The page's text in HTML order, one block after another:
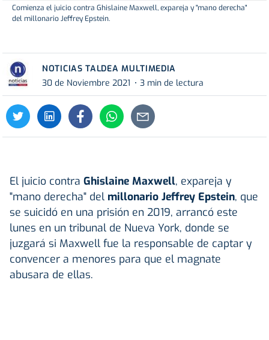
Comienza el juicio contra Ghislaine Maxwell, expareja y "mano derecha"
del millonario Jeffrey Epstein.
NOTICIAS TALDEA MULTIMEDIA
30 de Noviembre 2021
3 min de lectura
El juicio contra Ghislaine Maxwell, expareja y
"mano derecha" del millonario Jeffrey Epstein, que
se suicidó en una prisión en 2019, arrancó este
lunes en un tribunal de Nueva York, donde se
juzgará si Maxwell fue la responsable de captar y
convencer a menores para que el magnate
abusara de ellas.